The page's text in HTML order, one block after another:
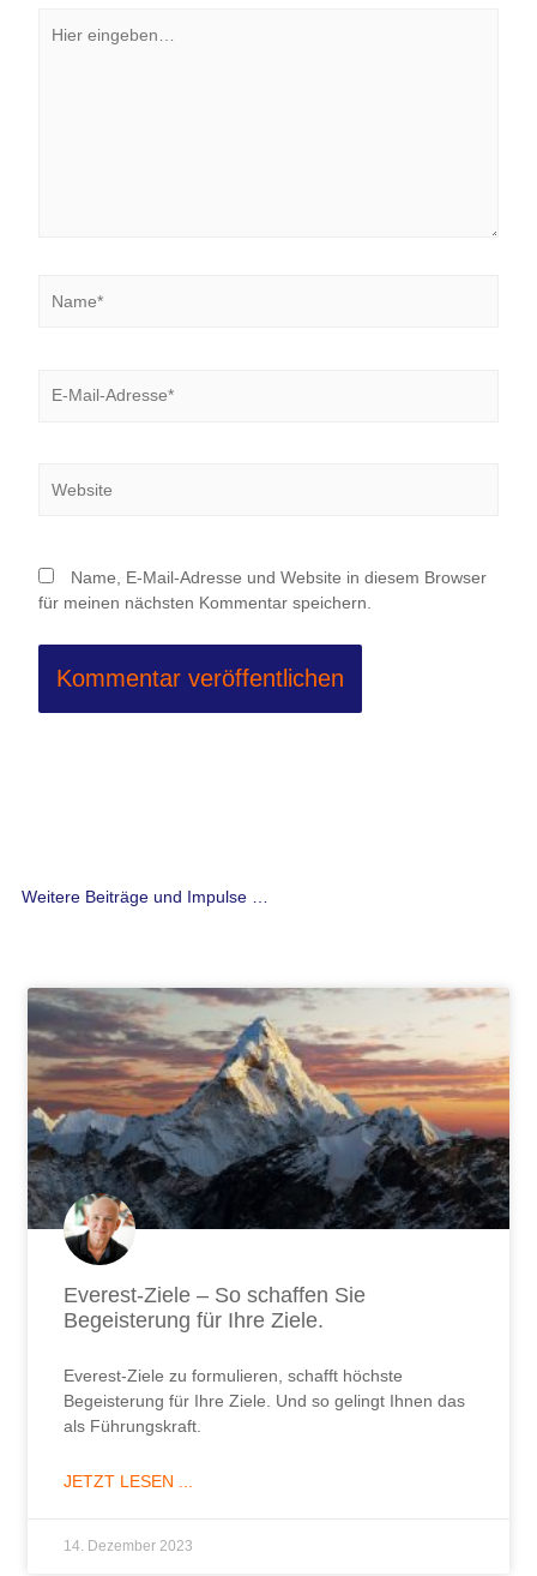
eingeben…
Mail-
Name, E-Mail-Adresse und Website in diesem Browser
für meinen nächsten Kommentar speichern.
Weitere Beiträge und Impulse …
Everest-Ziele – So schaffen Sie
Begeisterung für Ihre Ziele.
Everest-Ziele zu formulieren, schafft höchste
Begeisterung für Ihre Ziele. Und so gelingt Ihnen das
als Führungskraft.
JETZT LESEN ...
14. Dezember 2023
SeiteSeiteSeiteSeiteSeiteSeiteSeiteSeiteSeite
Seite Seite Seite Seite Seite Seite Seite SeiteSeite
Seite Seite Seite Seite Seite Seite Seite Seite